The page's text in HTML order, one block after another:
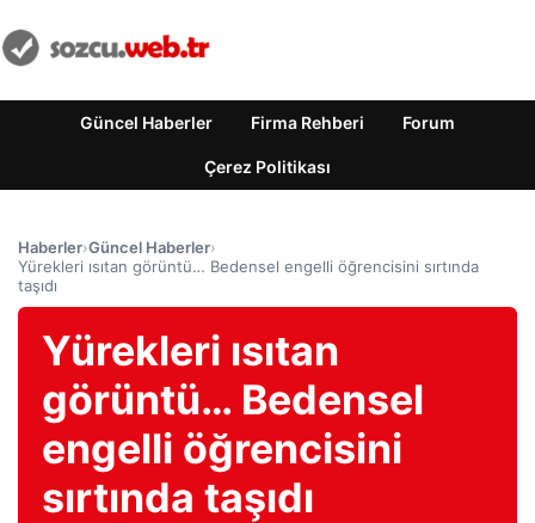
Güncel Haberler Firma Rehberi Forum
Çerez Politikası
Haberler›Güncel Haberler›
Yürekleri ısıtan görüntü… Bedensel engelli öğrencisini sırtında
taşıdı
Yürekleri ısıtan
görüntü… Bedensel
engelli öğrencisini
sırtında taşıdı